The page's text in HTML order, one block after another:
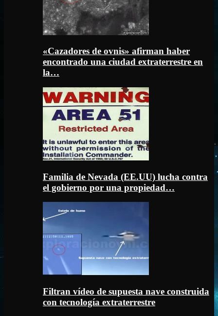
«Cazadores de ovnis» afirman haber
encontrado una ciudad extraterrestre en
la…
Familia de Nevada (EE.UU) lucha contra
el gobierno por una propiedad…
Filtran vídeo de supuesta nave construida
con tecnología extraterrestre